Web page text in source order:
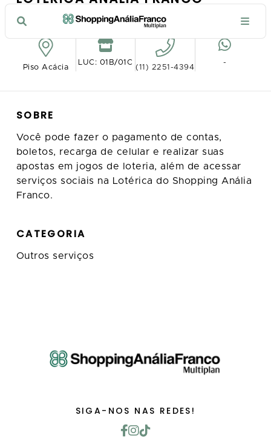
VER NO MAPA
Piso Acácia
LUC: 01B/01C
(11) 2251-4394
-
SOBRE
Você pode fazer o pagamento de contas,
boletos, recarga de celular e realizar suas
apostas em jogos de loteria, além de acessar
serviços sociais na Lotérica do Shopping Anália
Franco.
CATEGORIA
Outros serviços
SIGA-NOS NAS REDES!